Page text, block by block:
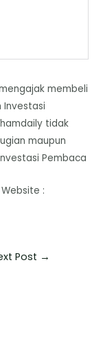
membeli
tidak
maupun
Pembaca
:
Post →